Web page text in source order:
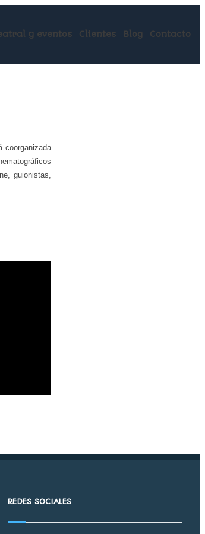
y eventos Clientes Blog Contacto
coorganizada
guionistas,
REDES SOCIALES